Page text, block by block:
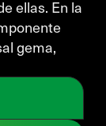
ellas. En la
gema,